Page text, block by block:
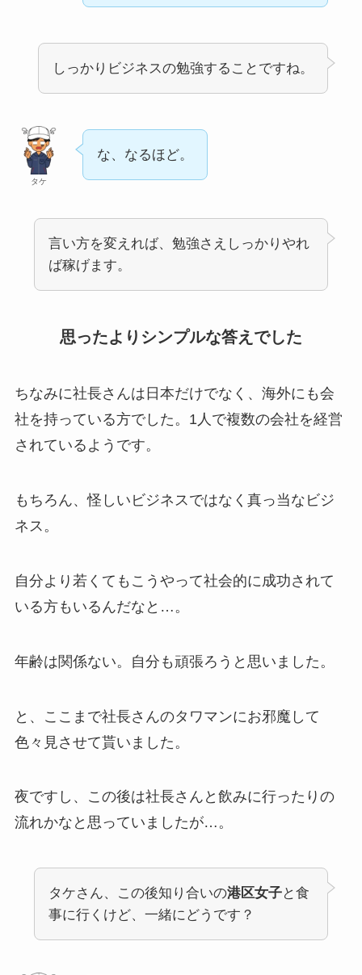
しっかりビジネスの勉強することですね。
タケ
な、なるほど。
言い方を変えれば、勉強さえしっかりやれ
ば稼げます。
思ったよりシンプルな答えでした
ちなみに社長さんは日本だけでなく、海外にも会
社を持っている方でした。1人で複数の会社を経営
されているようです。
もちろん、怪しいビジネスではなく真っ当なビジ
ネス。
自分より若くてもこうやって社会的に成功されて
いる方もいるんだなと…。
年齢は関係ない。自分も頑張ろうと思いました。
と、ここまで社長さんのタワマンにお邪魔して
色々見させて貰いました。
夜ですし、この後は社長さんと飲みに行ったりの
流れかなと思っていましたが…。
タケさん、この後知り合いの港区女子と食
事に行くけど、一緒にどうです？